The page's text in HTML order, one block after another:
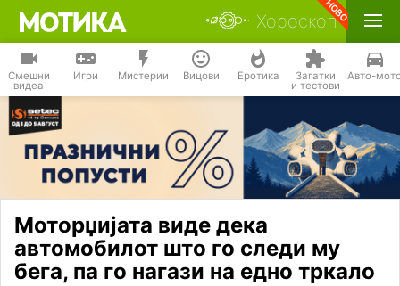
Хороскоп
Смешни
видеа
Игри Мистерии Вицови Еротика Загатки
и тестови
Авто-
Моторџијата виде дека
автомобилот што го следи му
бега, па го нагази на едно тркало